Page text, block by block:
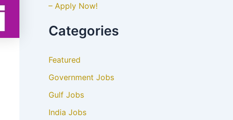
– Apply Now!
Categories
Featured
Government Jobs
Gulf Jobs
India Jobs